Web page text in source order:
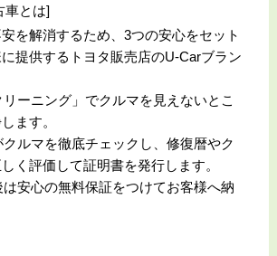
車とは]
を解消するため、3つの安心をセット
提供するトヨタ販売店のU-Carブラン
ーニング」でクルマを見えないとこ
ます。
ルマを徹底チェックし、修復暦やク
く評価して証明書を発行します。
安心の無料保証をつけてお客様へ納